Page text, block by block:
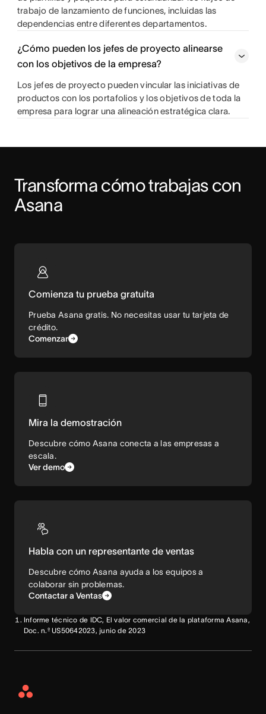
trabajo de lanzamiento de funciones, incluidas las
dependencias entre diferentes departamentos.
¿Cómo pueden los jefes de proyecto alinearse
con los objetivos de la empresa?
Los jefes de proyecto pueden vincular las iniciativas de
productos con los portafolios y los objetivos de toda la
empresa para lograr una alineación estratégica clara.
Transforma cómo trabajas con
Asana
Comienza tu prueba gratuita
Prueba Asana gratis. No necesitas usar tu tarjeta de
crédito.
Comenzar
Mira la demostración
Descubre cómo Asana conecta a las empresas a
escala.
Ver demo
Habla con un representante de ventas
Descubre cómo Asana ayuda a los equipos a
colaborar sin problemas.
Contactar a Ventas
Informe técnico de IDC, El valor comercial de la plataforma Asana,
Doc. n.º US50642023, junio de 2023
Asana